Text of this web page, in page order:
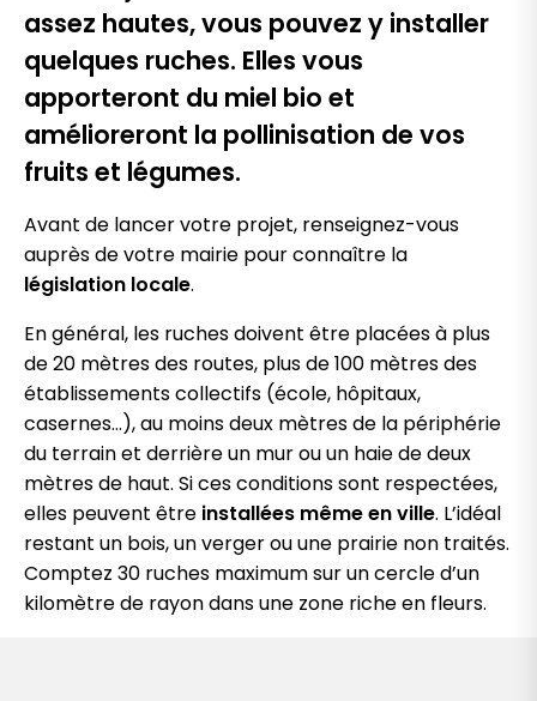
assez hautes, vous pouvez y installer
quelques ruches. Elles vous
apporteront du miel bio et
amélioreront la pollinisation de vos
fruits et légumes.
Avant de lancer votre projet, renseignez-vous
auprès de votre mairie pour connaître la
législation locale.
En général, les ruches doivent être placées à plus
de 20 mètres des routes, plus de 100 mètres des
établissements collectifs (école, hôpitaux,
casernes…), au moins deux mètres de la périphérie
du terrain et derrière un mur ou un haie de deux
mètres de haut. Si ces conditions sont respectées,
elles peuvent être installées même en ville. L’idéal
restant un bois, un verger ou une prairie non traités.
Comptez 30 ruches maximum sur un cercle d’un
kilomètre de rayon dans une zone riche en fleurs.